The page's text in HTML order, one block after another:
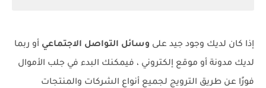
إذا كان لديك وجود جيد على وسائل التواصل الاجتماعي أو ربما
لديك مدونة أو موقع إلكتروني ، فيمكنك البدء في جلب الأموال
فورًا عن طريق الترويج لجميع أنواع الشركات والمنتجات